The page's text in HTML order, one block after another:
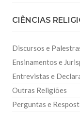
CIÊNCIAS
Discursos e
Ensinamentos e
Entrevistas e
Outras Religiões
Perguntas e